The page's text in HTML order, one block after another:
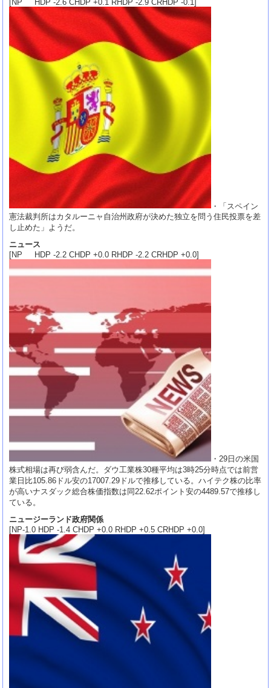
[NP HDP -2.6 CHDP +0.1 RHDP -2.9 CRHDP -0.1]
・「スペイン
憲法裁判所はカタルーニャ自治州政府が決めた独立を問う住民投票を差
し止めた」ようだ。
ニュース
[NP HDP -2.2 CHDP +0.0 RHDP -2.2 CRHDP +0.0]
・29日の米国
株式相場は再び弱含んだ。ダウ工業株30種平均は3時25分時点では前営
業日比105.86ドル安の17007.29ドルで推移している。ハイテク株の比率
が高いナスダック総合株価指数は同22.62ポイント安の4489.57で推移し
ている。
ニュージーランド政府関係
[NP-1.0 HDP -1.4 CHDP +0.0 RHDP +0.5 CRHDP +0.0]